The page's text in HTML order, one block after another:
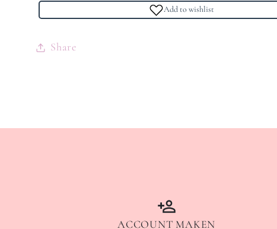
Add to wishlist
Share
ACCOUNT MAKEN